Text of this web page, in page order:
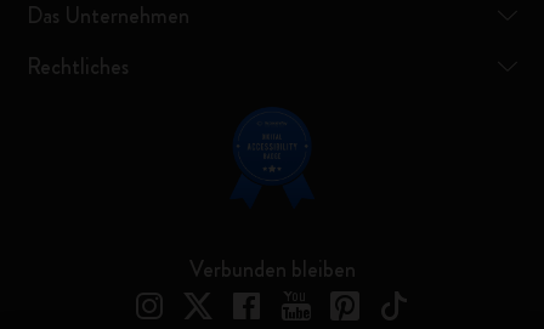
Das Unternehmen
Rechtliches
Verbunden bleiben